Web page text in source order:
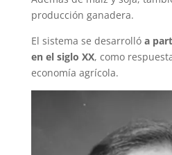
producción ganadera.
El sistema se desarrolló a
en el siglo XX, como
economía agrícola.